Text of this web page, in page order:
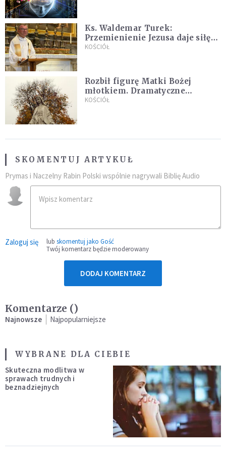
Ks. Waldemar Turek:
Przemienienie Jezusa daje siłę
do pokonywania przeciwności
KOŚCIÓŁ
Rozbił figurę Matki Bożej
młotkiem. Dramatyczne
nagranie w sieci
KOŚCIÓŁ
SKOMENTUJ ARTYKUŁ
Prymas i Naczelny Rabin Polski wspólnie nagrywali Biblię Audio
Zaloguj się lub skomentuj jako Gość
Twój komentarz będzie moderowany
DODAJ KOMENTARZ
Komentarze ()
Najnowsze Najpopularniejsze
WYBRANE DLA CIEBIE
Skuteczna modlitwa w
sprawach trudnych i
beznadziejnych